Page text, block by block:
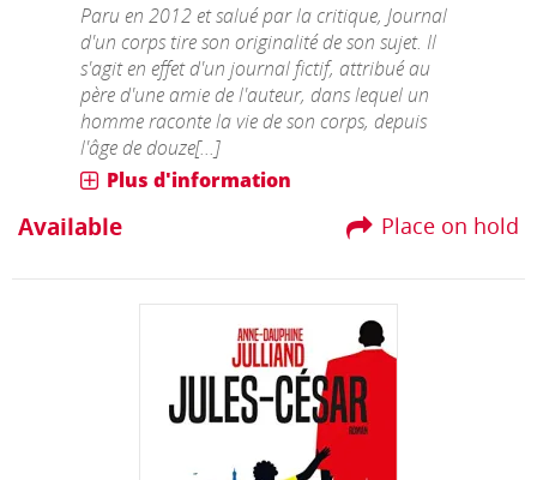
Paru en 2012 et salué par la critique, Journal
d'un corps tire son originalité de son sujet. Il
s'agit en effet d'un journal fictif, attribué au
père d'une amie de l'auteur, dans lequel un
homme raconte la vie de son corps, depuis
l'âge de douze[...]
Plus d'information
Place on hold
Available